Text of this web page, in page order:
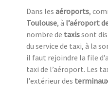
Dans les aéroports,
Toulouse, à l’aéroport
nombre de taxissont
du service de taxi, à la
il faut rejoindre la file
taxi de l’aéroport. Les
l’extérieur des